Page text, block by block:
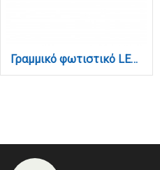
Γραμμικό φωτιστικό LED 10W 3CCT για Ultra Thin ράγα σε λευκή απόχρωση D:31,5X2,6X2,4cm (TMU0050-White)